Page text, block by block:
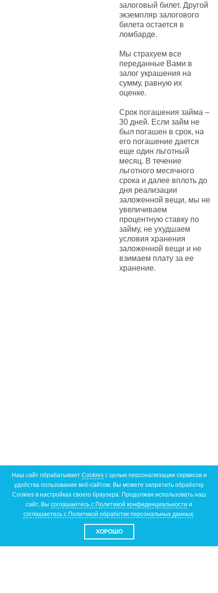
залоговый билет. Другой
экземпляр залогового
билета остается в
ломбарде.
Мы страхуем все
переданные Вами в
залог украшения на
сумму, равную их
оценке.
Срок погашения займа –
30 дней. Если займ не
был погашен в срок, на
его погашение дается
еще один льготный
месяц. В течение
льготного месячного
срока и далее вплоть до
дня реализации
заложенной вещи, мы не
увеличиваем
процентную ставку по
займу, не ухудшаем
условия хранения
заложенной вещи и не
взимаем плату за ее
хранение.
Наш сайт обрабатывает Cookiesс целью персонализации сервисов и
удобства пользования веб-сайтом. Вы можете запретить обработку
Cookies в настройках своего браузера. Продолжая использовать наш
сайт, Вы соглашаетесь с Политикой конфиденциальности и
соглашаетесь с Политикой обработки персональных данных.
ХОРОШО